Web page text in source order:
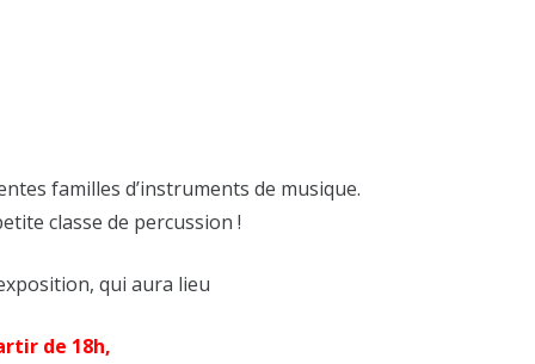
familles d’instruments de musique.
classe de percussion !
qui aura lieu
de 18h,